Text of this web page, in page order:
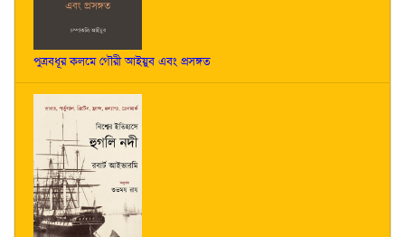
পুত্রবধূর কলমে গৌরী আইয়ুব এবং প্রসঙ্গত